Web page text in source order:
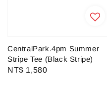
CentralPark.4pm Summer
Stripe Tee (Black Stripe)
Regular
NT$ 1,580